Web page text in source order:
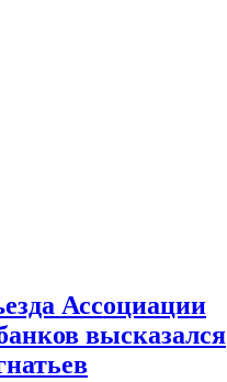
Ассоциации
высказался